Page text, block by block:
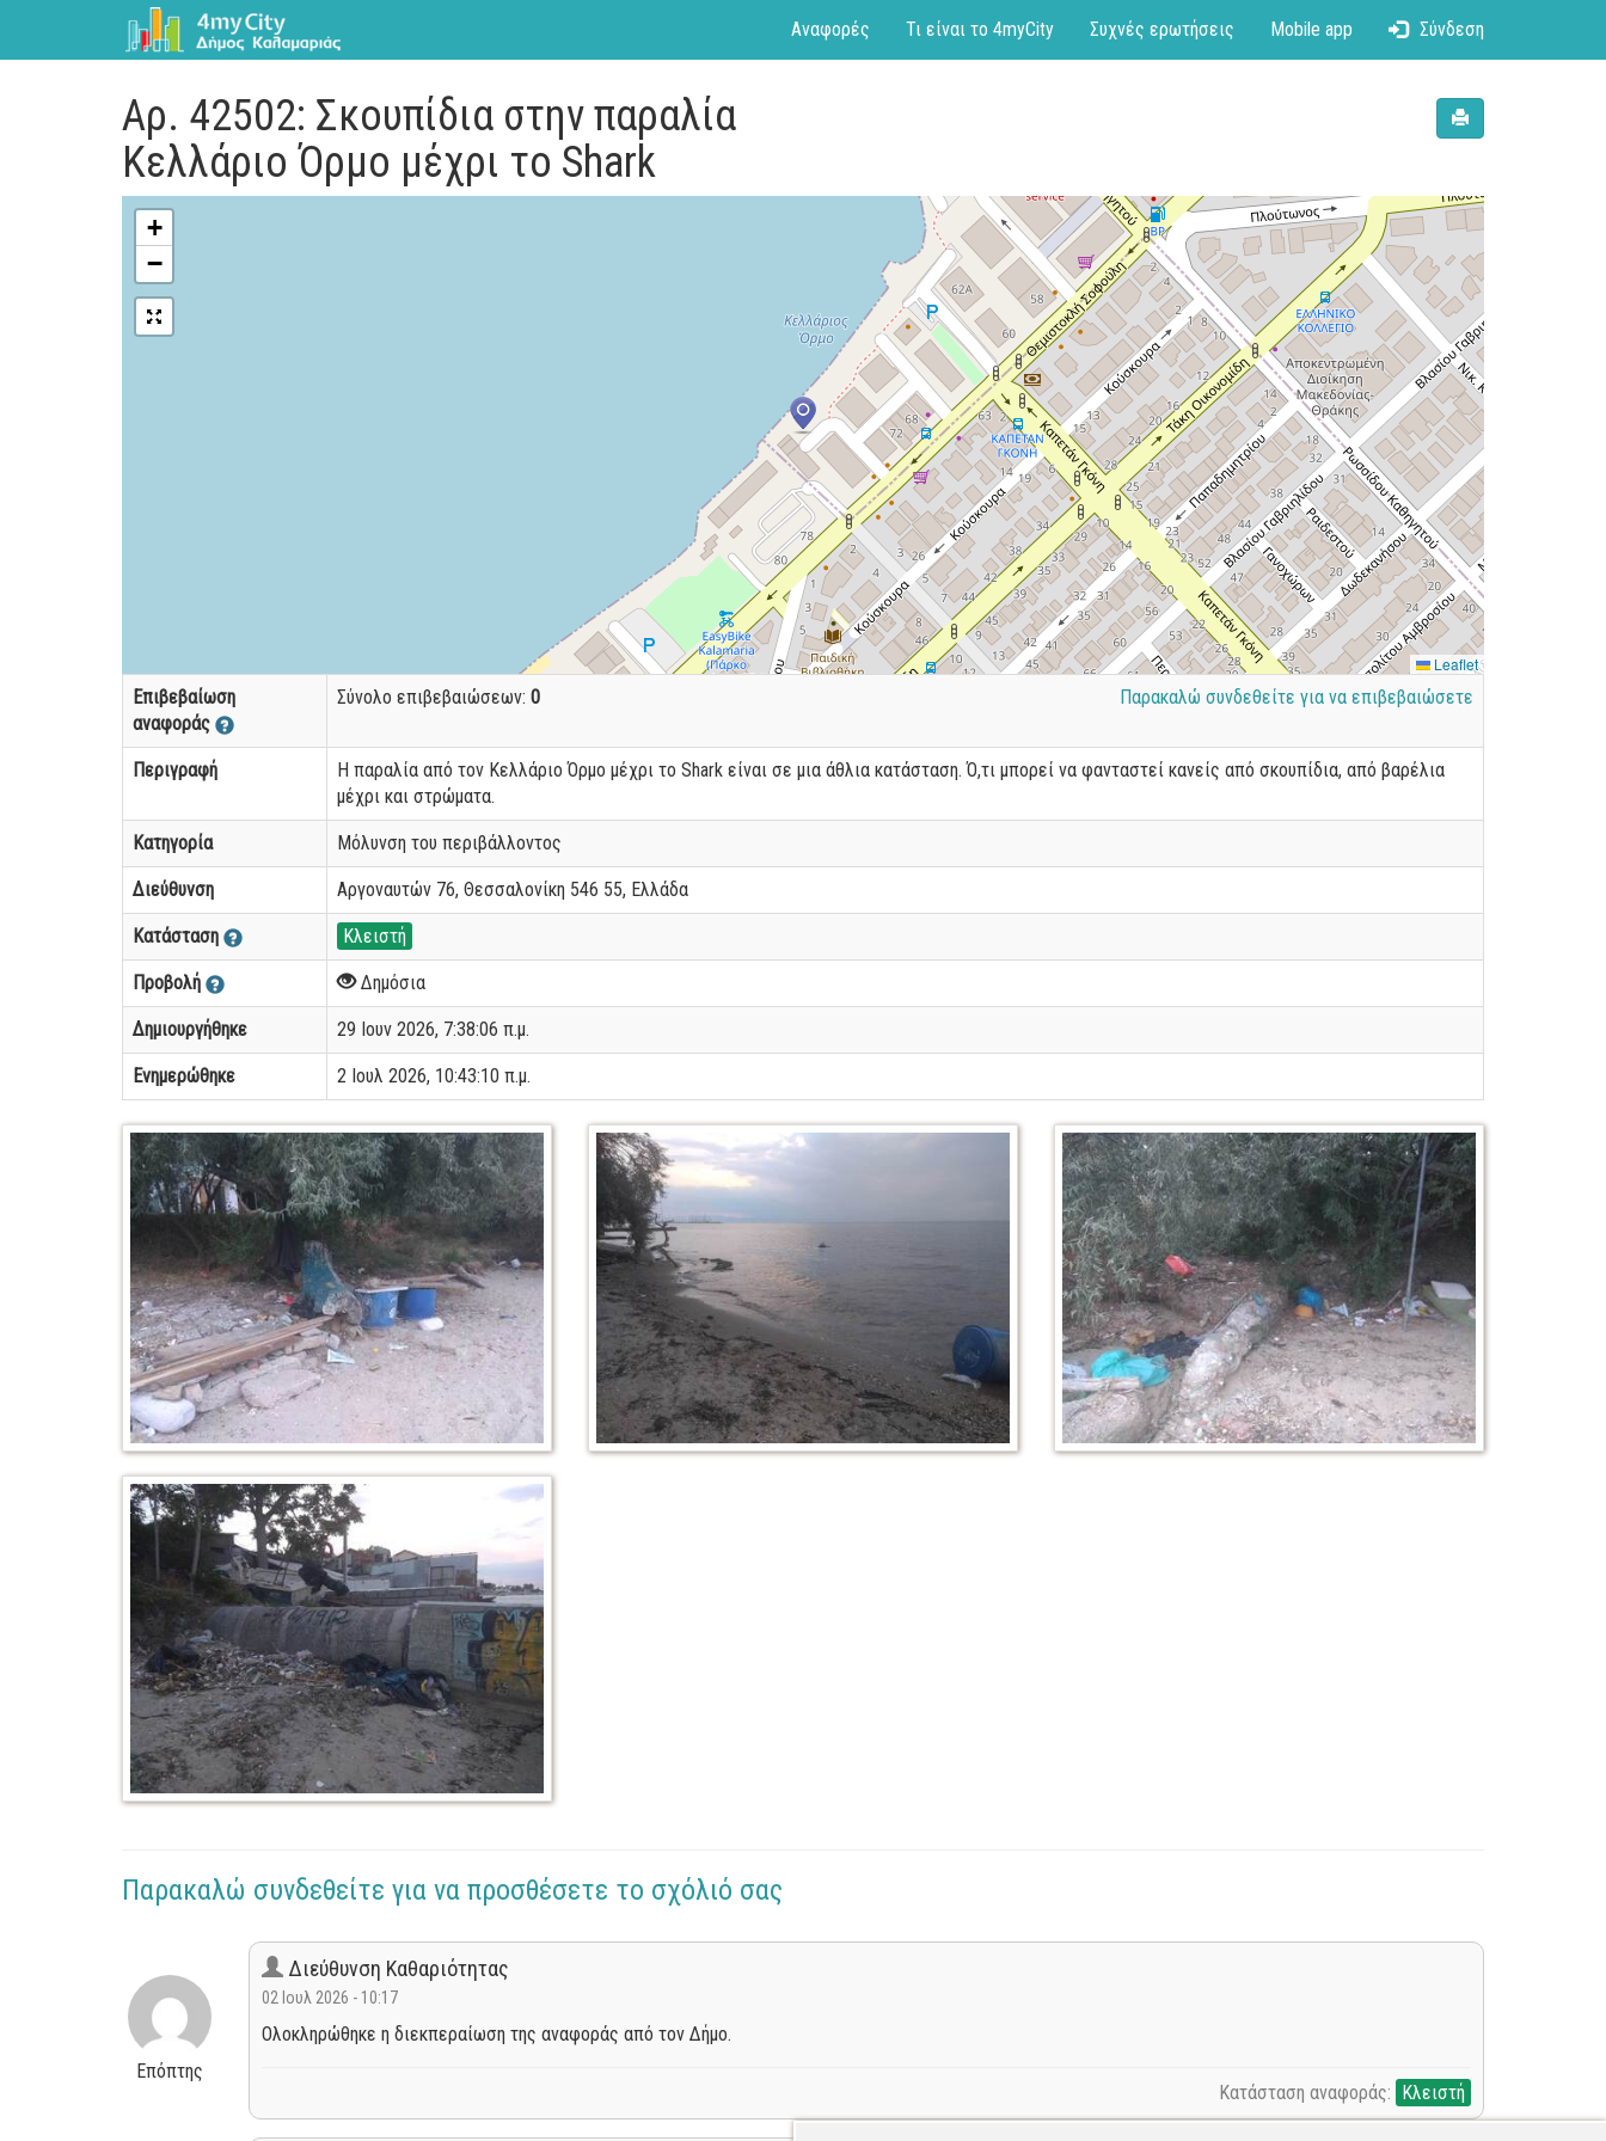
Αναφορές Τι είναι το 4myCity Συχνές ερωτήσεις Mobile app Σύνδεση
Αρ. 42502: Σκουπίδια στην παραλία
Κελλάριο Όρμο μέχρι το Shark
+
−
Leaflet
Επιβεβαίωση
αναφοράς
Σύνολο επιβεβαιώσεων: 0 Παρακαλώ συνδεθείτε για να επιβεβαιώσετε
Περιγραφή
Η παραλία από τον Κελλάριο Όρμο μέχρι το Shark είναι σε μια άθλια κατάσταση. Ό,τι μπορεί να φανταστεί κανείς από σκουπίδια, από βαρέλια
μέχρι και στρώματα.
Κατηγορία Μόλυνση του περιβάλλοντος
Διεύθυνση Αργοναυτών 76, Θεσσαλονίκη 546 55, Ελλάδα
Κατάσταση Κλειστή
Προβολή Δημόσια
Δημιουργήθηκε 29 Ιουν 2026, 7:38:06 π.μ.
Ενημερώθηκε 2 Ιουλ 2026, 10:43:10 π.μ.
Παρακαλώ συνδεθείτε για να προσθέσετε το σχόλιό σας
Επόπτης
Διεύθυνση Καθαριότητας
02 Ιουλ 2026 - 10:17
Ολοκληρώθηκε η διεκπεραίωση της αναφοράς από τον Δήμο.
Κατάσταση αναφοράς: Κλειστή